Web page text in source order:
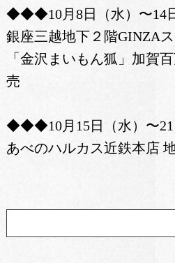
◆◆◆10月8日（水）〜
銀座三越地下２階GINZA
「金沢まいもん狐」加賀
売
◆◆◆10月15日（水）〜
あべのハルカス近鉄本店